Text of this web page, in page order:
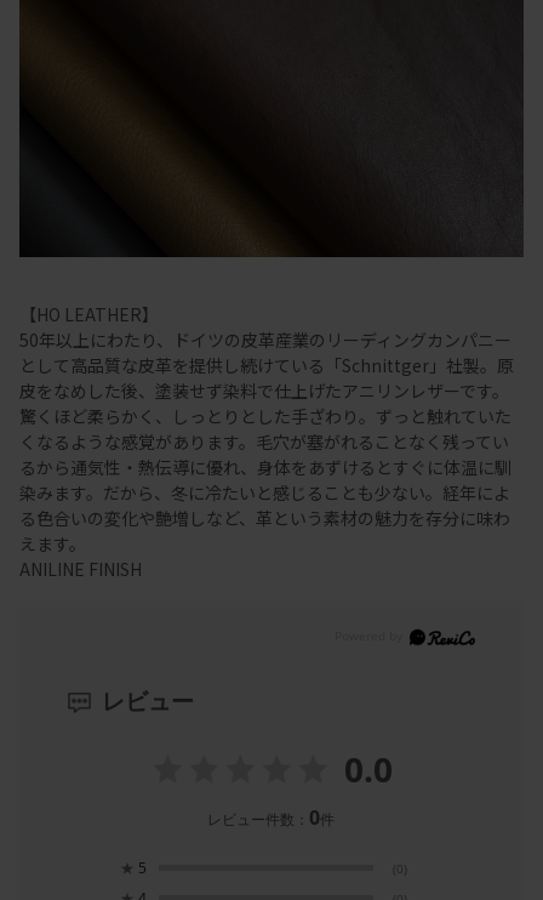
【HO LEATHER】
50年以上にわたり、ドイツの皮革産業のリーディングカンパニー
として高品質な皮革を提供し続けている「Schnittger」社製。原
皮をなめした後、塗装せず染料で仕上げたアニリンレザーです。
驚くほど柔らかく、しっとりとした手ざわり。ずっと触れていた
くなるような感覚があります。毛穴が塞がれることなく残ってい
るから通気性・熱伝導に優れ、身体をあずけるとすぐに体温に馴
染みます。だから、冬に冷たいと感じることも少ない。経年によ
る色合いの変化や艶増しなど、革という素材の魅力を存分に味わ
えます。
ANILINE FINISH
レビュー
0.0
レビュー件数： 0件
★ 5 (0)